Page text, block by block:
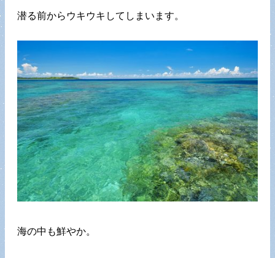
潜る前からウキウキしてしまいます。
海の中も鮮やか。